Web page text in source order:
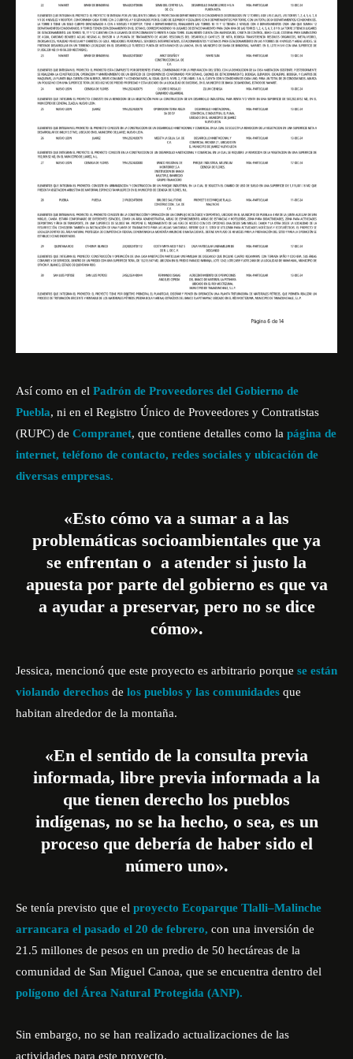
Así como en el Padrón de Proveedores del Gobierno de
Puebla, ni en el Registro Único de Proveedores y Contratistas
(RUPC) de Compranet, que contiene detalles como la página de
internet, teléfono de contacto, redes sociales y ubicación de
diversas empresas.
«Esto cómo va a sumar a a las
problemáticas socioambientales que ya
se enfrentan o a atender si justo la
apuesta por parte del gobierno es que va
a ayudar a preservar, pero no se dice
cómo».
Jessica, mencionó que este proyecto es arbitrario porque se están
violando derechos de los pueblos y las comunidades que
habitan alrededor de la montaña.
«En el sentido de la consulta previa
informada, libre previa informada a la
que tienen derecho los pueblos
indígenas, no se ha hecho, o sea, es un
proceso que debería de haber sido el
número uno».
Se tenía previsto que el proyecto Ecoparque Tlalli–Malinche
arrancara el pasado el 20 de febrero, con una inversión de
21.5 millones de pesos en un predio de 50 hectáreas de la
comunidad de San Miguel Canoa, que se encuentra dentro del
polígono del Área Natural Protegida (ANP).
Sin embargo, no se han realizado actualizaciones de las
actividades para este proyecto.